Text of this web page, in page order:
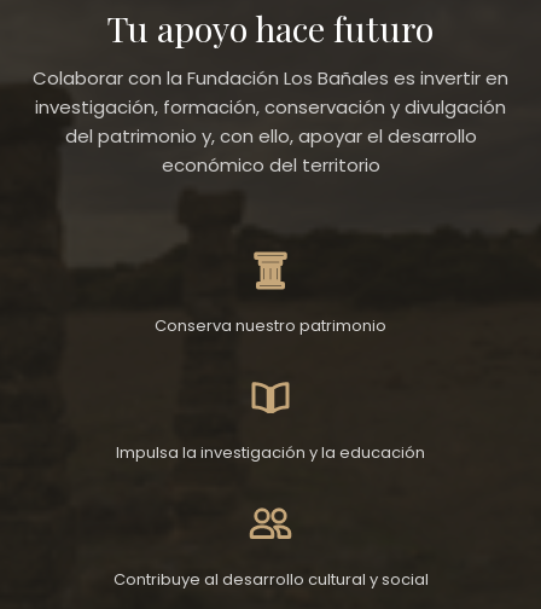
Tu apoyo hace futuro
Colaborar con la Fundación Los Bañales es invertir en
investigación, formación, conservación y divulgación
del patrimonio y, con ello, apoyar el desarrollo
económico del territorio
Conserva nuestro patrimonio
Impulsa la investigación y la educación
Contribuye al desarrollo cultural y social